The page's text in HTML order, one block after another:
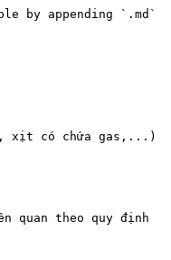
by appending `.md`
xịt có chứa gas,...)
quan theo quy định